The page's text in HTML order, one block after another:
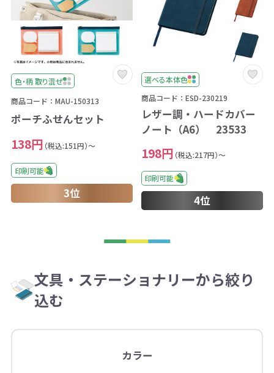
色・柄 取り混ぜ
商品コード：MAU-150313
ポーチふせんセット
138円 （税込:151円）～
印刷可能
3位
選べる本体色
商品コード：ESD-230219
レザー調・ハードカバー
ノート（A6） 23533
198円 （税込:217円）～
印刷可能
4位
文具・ステーショナリーから絞り
込む
カラー